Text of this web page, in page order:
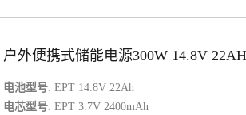
户外便携式储能电源300W 14.8V 22AH
电池型号: EPT 14.8V 22Ah
电芯型号: EPT 3.7V 2400mAh